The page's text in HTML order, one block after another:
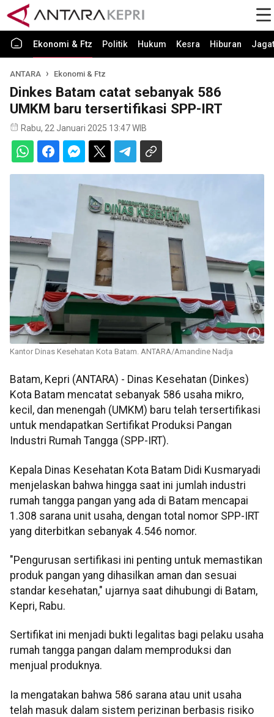
Ekonomi & Ftz Politik Hukum Kesra Hiburan Jagat
ANTARA Ekonomi & Ftz
Dinkes Batam catat sebanyak 586
UMKM baru tersertifikasi SPP-IRT
Rabu, 22 Januari 2025 13:47 WIB
Kantor Dinas Kesehatan Kota Batam. ANTARA/Amandine Nadja
Batam, Kepri (ANTARA) - Dinas Kesehatan (Dinkes)
Kota Batam mencatat sebanyak 586 usaha mikro,
kecil, dan menengah (UMKM) baru telah tersertifikasi
untuk mendapatkan Sertifikat Produksi Pangan
Industri Rumah Tangga (SPP-IRT).
Kepala Dinas Kesehatan Kota Batam Didi Kusmaryadi
menjelaskan bahwa hingga saat ini jumlah industri
rumah tangga pangan yang ada di Batam mencapai
1.308 sarana unit usaha, dengan total nomor SPP-IRT
yang diterbitkan sebanyak 4.546 nomor.
"Pengurusan sertifikasi ini penting untuk memastikan
produk pangan yang dihasilkan aman dan sesuai
standar kesehatan," ujarnya saat dihubungi di Batam,
Kepri, Rabu.
Sertifikat ini menjadi bukti legalitas bagi pelaku usaha
rumah tangga pangan dalam memproduksi dan
menjual produknya.
Ia mengatakan bahwa 586 sarana atau unit usaha
telah masuk dalam sistem perizinan berbasis risiko